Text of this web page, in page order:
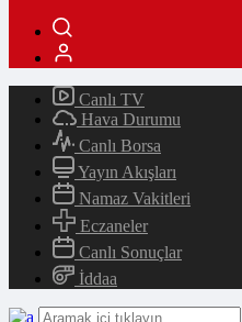
Canlı TV
Hava Durumu
Canlı Borsa
Yayın Akışları
Namaz Vakitleri
Eczaneler
Canlı Sonuçlar
İddaa